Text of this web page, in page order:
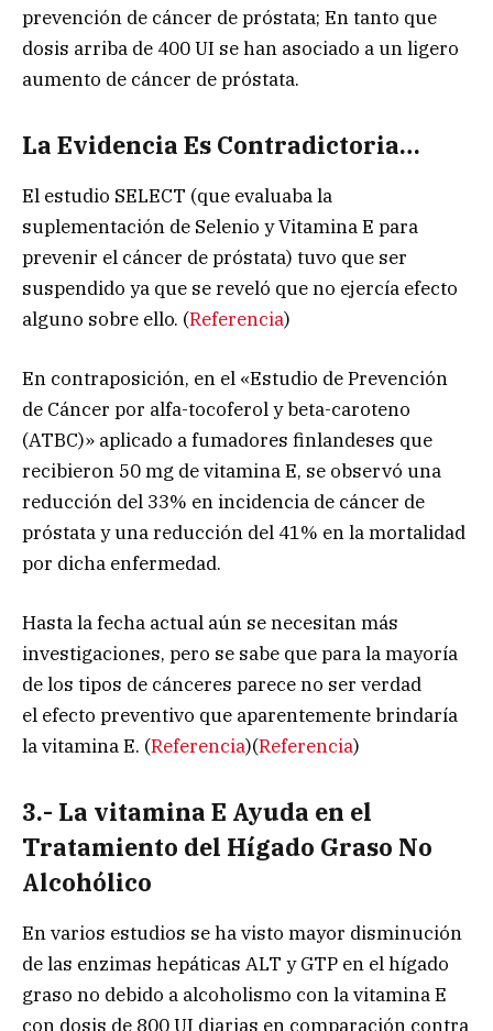
prevención de cáncer de próstata; En tanto que
dosis arriba de 400 UI se han asociado a un ligero
aumento de cáncer de próstata.
La Evidencia Es Contradictoria…
El estudio SELECT (que evaluaba la
suplementación de Selenio y Vitamina E para
prevenir el cáncer de próstata) tuvo que ser
suspendido ya que se reveló que no ejercía efecto
alguno sobre ello. (Referencia)
En contraposición, en el «Estudio de Prevención
de Cáncer por alfa-tocoferol y beta-caroteno
(ATBC)» aplicado a fumadores finlandeses que
recibieron 50 mg de vitamina E, se observó una
reducción del 33% en incidencia de cáncer de
próstata y una reducción del 41% en la mortalidad
por dicha enfermedad.
Hasta la fecha actual aún se necesitan más
investigaciones, pero se sabe que para la mayoría
de los tipos de cánceres parece no ser verdad
el efecto preventivo que aparentemente brindaría
la vitamina E. (Referencia)(Referencia)
3.- La vitamina E Ayuda en el
Tratamiento del Hígado Graso No
Alcohólico
En varios estudios se ha visto mayor disminución
de las enzimas hepáticas ALT y GTP en el hígado
graso no debido a alcoholismo con la vitamina E
con dosis de 800 UI diarias en comparación contra